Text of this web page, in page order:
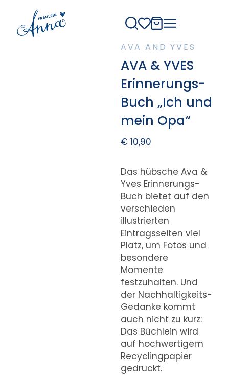
AVA AND YVES
AVA & YVES
Erinnerungs-
Buch „Ich und
mein Opa“
€10,90
Das hübsche Ava &
Yves Erinnerungs-
Buch bietet auf den
verschieden
illustrierten
Eintragsseiten viel
Platz, um Fotos und
besondere
Momente
festzuhalten. Und
der Nachhaltigkeits-
Gedanke kommt
auch nicht zu kurz:
Das Büchlein wird
auf hochwertigem
Recyclingpapier
gedruckt.